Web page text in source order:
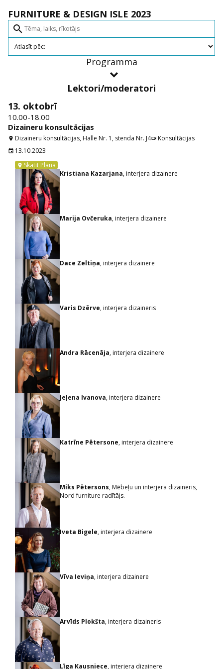
FURNITURE & DESIGN ISLE 2023
search
Programma
Lektori/moderatori
13. oktobrī
10.00-18.00
Dizaineru konsultācijas
location_on Dizaineru konsultācijas, Halle Nr. 1, stenda Nr. J4videocam Konsultācijas
event 13.10.2023
location_on Skatīt Plānā
Kristiana Kazarjana, interjera dizainere
Marija Ovčeruka, interjera dizainere
Dace Zeltiņa, interjera dizainere
Varis Dzērve, interjera dizaineris
Andra Rācenāja, interjera dizainere
Jeļena Ivanova, interjera dizainere
Katrīne Pētersone, interjera dizainere
Miks Pētersons, Mēbeļu un interjera dizaineris,
Nord furniture radītājs.
Iveta Bigele, interjera dizainere
Vīva Ieviņa, interjera dizainere
Arvīds Plokšta, interjera dizaineris
Līga Kausniece, interjera dizainere